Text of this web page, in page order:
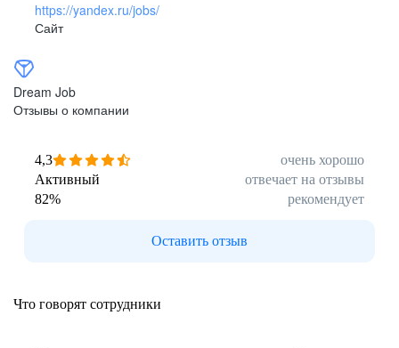
https://yandex.ru/jobs/
Сайт
Dream Job
Отзывы о компании
4,3
очень хорошо
Активный
отвечает на отзывы
82% рекомендует
Оставить отзыв
Что говорят сотрудники